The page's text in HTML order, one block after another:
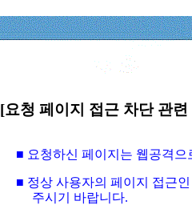
[요청 페이지 접근 차단 관
■ 요청하신 페이지는 웹공격
■ 정상 사용자의 페이지 접근
주시기 바랍니다.